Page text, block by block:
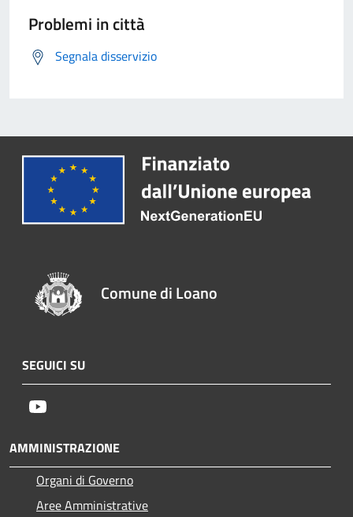
Problemi in città
Segnala disservizio
Comune di Loano
SEGUICI SU
AMMINISTRAZIONE
Organi di Governo
Aree Amministrative